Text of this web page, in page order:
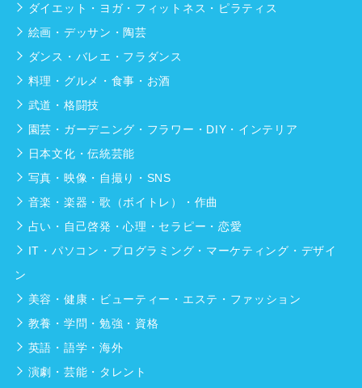
ダイエット・ヨガ・フィットネス・ピラティス
絵画・デッサン・陶芸
ダンス・バレエ・フラダンス
料理・グルメ・食事・お酒
武道・格闘技
園芸・ガーデニング・フラワー・DIY・インテリア
日本文化・伝統芸能
写真・映像・自撮り・SNS
音楽・楽器・歌（ボイトレ）・作曲
占い・自己啓発・心理・セラピー・恋愛
IT・パソコン・プログラミング・マーケティング・デザイ
ン
美容・健康・ビューティー・エステ・ファッション
教養・学問・勉強・資格
英語・語学・海外
演劇・芸能・タレント